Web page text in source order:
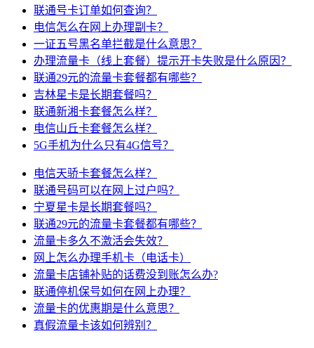
联通号卡订单如何查询？
电信怎么在网上办理副卡？
一证五号黑名单拦截是什么意思？
办理流量卡（线上套餐）提示开卡失败是什么原因？
联通29元的流量卡套餐都有哪些？
吉林星卡是长期套餐吗？
联通新湘卡套餐怎么样？
电信山丘卡套餐怎么样？
5G手机为什么只有4G信号？
电信天骄卡套餐怎么样？
联通号码可以在网上过户吗？
宁夏星卡是长期套餐吗？
联通29元的流量卡套餐都有哪些？
流量卡多久不激活会失效？
网上怎么办理手机卡（电话卡）
流量卡店铺补贴的话费没到账怎么办?
联通停机保号如何在网上办理？
流量卡的优惠期是什么意思？
真假流量卡该如何辨别？